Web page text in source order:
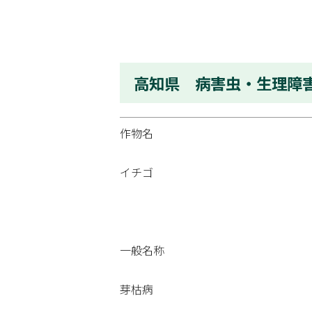
高知県 病害虫・生理障
作物名
イチゴ
一般名称
芽枯病